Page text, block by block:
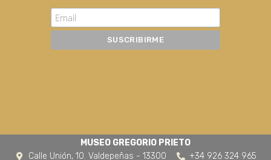
MUSEO GREGORIO PRIETO
Calle Unión, 10. Valdepeñas - 13300
+34 926 324 965